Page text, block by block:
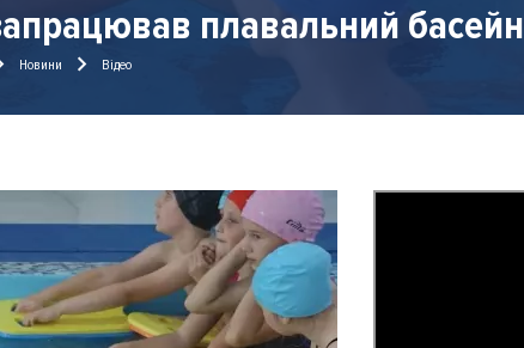
плавальний басейн
Новини Відео